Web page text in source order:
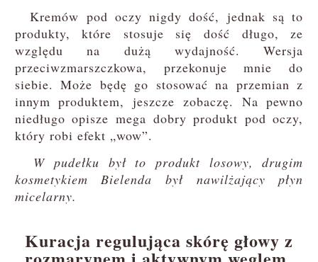
Kremów pod oczy nigdy dość, jednak są to
produkty, które stosuje się dość długo, ze
względu na dużą wydajność. Wersja
przeciwzmarszczkowa, przekonuje mnie do
siebie. Może będę go stosować na przemian z
innym produktem, jeszcze zobaczę. Na pewno
niedługo opisze mega dobry produkt pod oczy,
który robi efekt „wow”.
W pudełku był to produkt losowy, drugim
kosmetykiem Bielenda był nawilżający płyn
micelarny.
Kuracja regulująca skórę głowy z